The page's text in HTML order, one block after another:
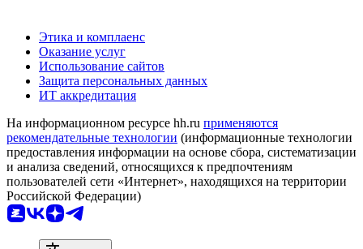
Этика и комплаенс
Оказание услуг
Использование сайтов
Защита персональных данных
ИТ аккредитация
На информационном ресурсе hh.ru применяются
рекомендательные технологии (информационные технологии
предоставления информации на основе сбора, систематизации
и анализа сведений, относящихся к предпочтениям
пользователей сети «Интернет», находящихся на территории
Российской Федерации)